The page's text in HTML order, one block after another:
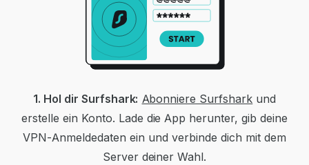
1. Hol dir Surfshark: Abonniere Surfshark und
erstelle ein Konto. Lade die App herunter, gib deine
VPN-Anmeldedaten ein und verbinde dich mit dem
Server deiner Wahl.